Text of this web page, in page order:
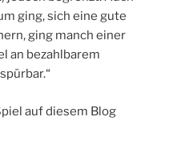
ging, sich eine gute
ging manch einer
an bezahlbarem
auf diesem Blog